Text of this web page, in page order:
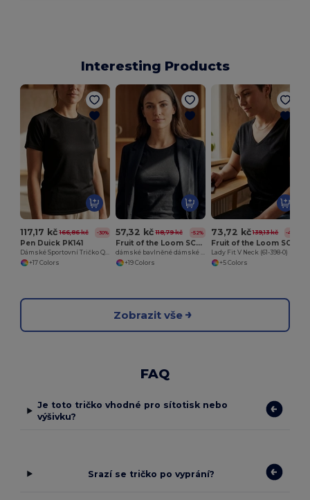
Interesting Products
117,17 kč 166,86 kč -30%
Pen Duick PK141
Dámské Sportovní Tričko QuickDry
+17 Colors
57,32 kč 118,79 kč -52%
Fruit of the Loom SC600
dámské bavlněné dámské tričko
+19 Colors
73,72 kč 139,13 kč -47%
Lady Fit V Neck (61-398-0)
+5 Colors
Zobrazit vše
FAQ
Je toto tričko vhodné pro sítotisk nebo
výšivku?
Srazí se tričko po vyprání?